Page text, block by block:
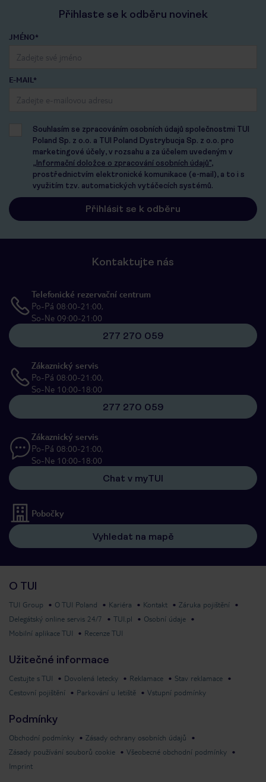
Přihlaste se k odběru novinek
JMÉNO*
E-MAIL*
Souhlasím se zpracováním osobních údajů společnostmi TUI
Poland Sp. z o.o. a TUI Poland Dystrybucja Sp. z o.o. pro
marketingové účely, v rozsahu a za účelem uvedeným v
„Informační doložce o zpracování osobních údajů",
prostřednictvím elektronické komunikace (e-mail), a to i s
využitím tzv. automatických vytáčecích systémů.
Kontaktujte nás
Telefonické rezervační centrum
Po-Pá 08:00-21:00,
So-Ne 09:00-21:00
277 270 059
Zákaznický servis
Po-Pá 08:00-21:00,
So-Ne 10:00-18:00
277 270 059
Zákaznický servis
Po-Pá 08:00-21:00,
So-Ne 10:00-18:00
Chat v myTUI
Pobočky
Vyhledat na mapě
O TUI
TUI Group O TUI Poland Kariéra Kontakt
Záruka pojištění
Delegátský online servis 24/7
TUI.pl
Osobní údaje
Mobilní aplikace TUI
Recenze TUI
Užitečné informace
Cestujte s TUI Dovolená letecky Reklamace
Stav reklamace
Cestovní pojištění
Parkování u letiště Vstupní podmínky
Podmínky
Obchodní podmínky
Zásady ochrany osobních údajů
Zásady používání souborů cookie
Všeobecné obchodní podmínky
Imprint